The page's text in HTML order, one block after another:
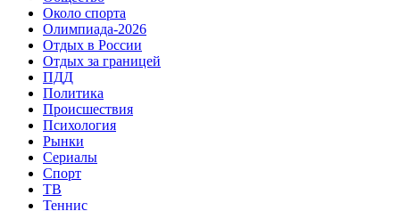
Около спорта
Олимпиада-2026
Отдых в России
Отдых за границей
ПДД
Политика
Происшествия
Психология
Рынки
Сериалы
Спорт
ТВ
Теннис